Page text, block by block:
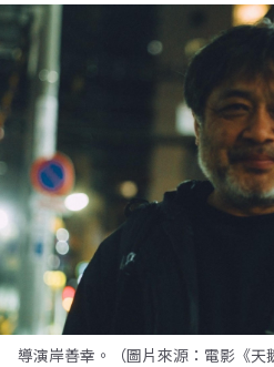
導演岸善幸。（圖片來源：電影《天